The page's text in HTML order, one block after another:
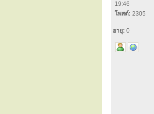
19:46
โพสต์: 2305
อายุ: 0